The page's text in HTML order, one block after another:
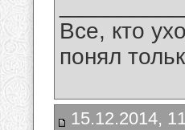
Все, кто
понял
15.12.2014,